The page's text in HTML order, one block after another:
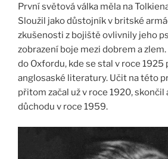
První světová válka měla na
Sloužil jako důstojník v britské
zkušenosti z bojiště ovlivnily jeho
zobrazení boje mezi dobrem a
do Oxfordu, kde se stal v roce
anglosaské literatury. Učit na této
přitom začal už v roce 1920, skončil
důchodu v roce 1959.